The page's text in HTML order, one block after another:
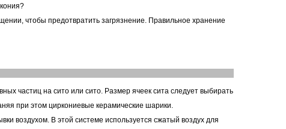
чтобы предотвратить загрязнение. Правильное хранение
частиц на сито или сито. Размер ячеек сита следует выбирать
при этом циркониевые керамические шарики.
воздухом. В этой системе используется сжатый воздух для